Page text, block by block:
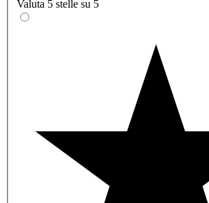
Valuta 5 stelle su 5